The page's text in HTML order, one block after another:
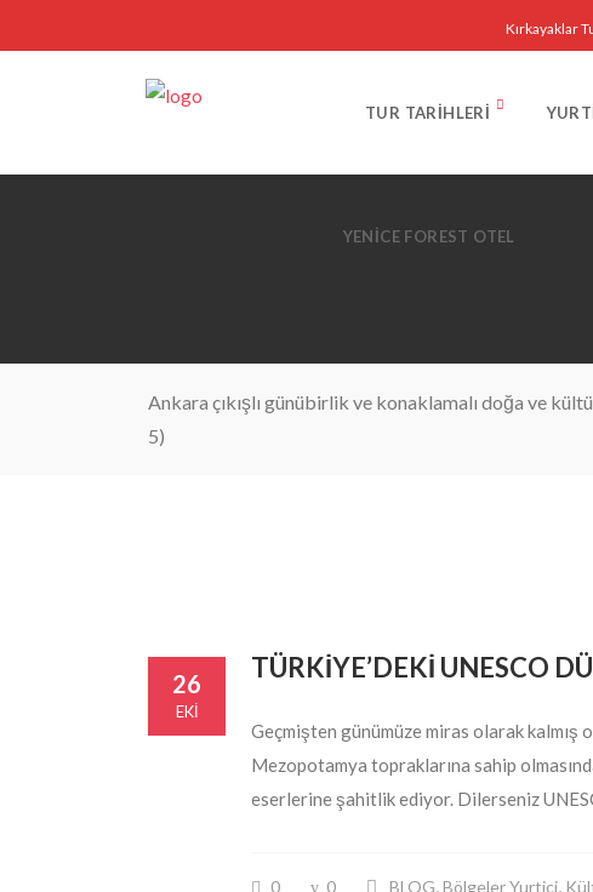
Kırkayaklar
TUR TARIHLERI
YENICE FOREST OTEL
Ankara çıkışlı günübirlik ve konaklamalı doğa ve
5)
26
EKI
TÜRKİYE’DEKİ UNESCO
Geçmişten günümüze miras olarak kalmış
Mezopotamya topraklarına sahip
eserlerine şahitlik ediyor. Dilerseniz
0 0 BLOG,Bölgeler Yurtiçi,